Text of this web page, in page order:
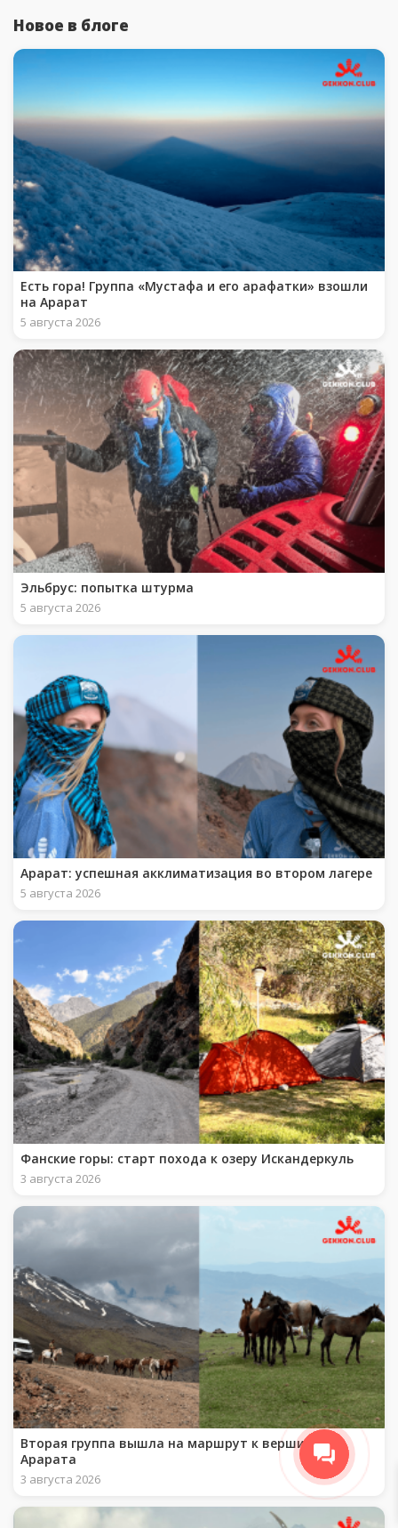
Новое в блоге
Есть гора! Группа «Мустафа и его арафатки» взошли
на Арарат
5 августа 2026
Эльбрус: попытка штурма
5 августа 2026
Арарат: успешная акклиматизация во втором лагере
5 августа 2026
Фанские горы: старт похода к озеру Искандеркуль
3 августа 2026
Вторая группа вышла на маршрут к вершине
Арарата
3 августа 2026